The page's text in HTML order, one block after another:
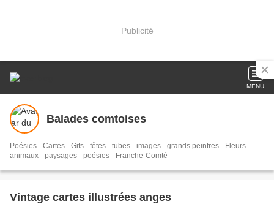
Publicité
MENU
Balades comtoises
Poésies - Cartes - Gifs - fêtes - tubes - images - grands peintres - Fleurs -
animaux - paysages - poésies - Franche-Comté
Vintage cartes illustrées anges